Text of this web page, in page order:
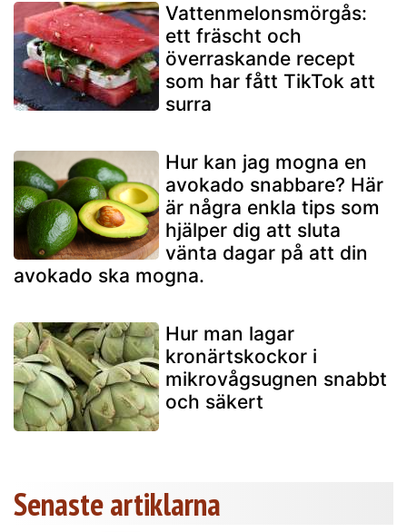
Vattenmelonsmörgås:
ett fräscht och
överraskande recept
som har fått TikTok att
surra
Hur kan jag mogna en
avokado snabbare? Här
är några enkla tips som
hjälper dig att sluta
vänta dagar på att din
avokado ska mogna.
Hur man lagar
kronärtskockor i
mikrovågsugnen snabbt
och säkert
Senaste artiklarna